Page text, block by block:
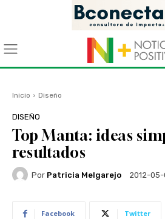
Inicio Diseño
DISEÑO
Top Manta: ideas
resultados
Por Patricia Melgarejo 2012-05-
Facebook Twitter